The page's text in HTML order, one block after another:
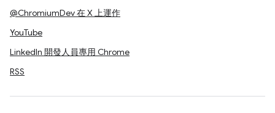
@ChromiumDev 在 X 上運作
YouTube
LinkedIn 開發人員專用 Chrome
RSS